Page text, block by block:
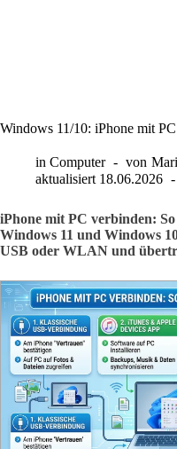
Windows 11/10: iPhone mit
in Computer von
aktualisiert 18.06.2026
iPhone mit PC verbinden:
Windows 11 und Windows
USB oder WLAN und